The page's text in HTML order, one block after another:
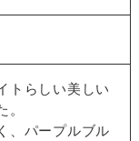
トらしい美しい
、パープルブル